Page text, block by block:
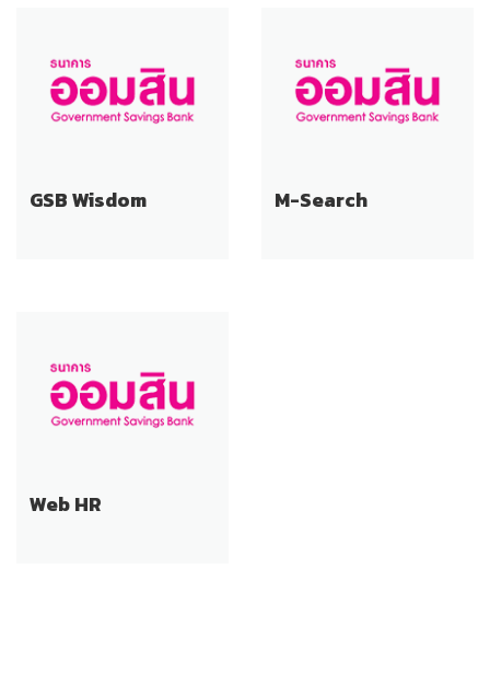
GSB Wisdom M-Search
Web HR